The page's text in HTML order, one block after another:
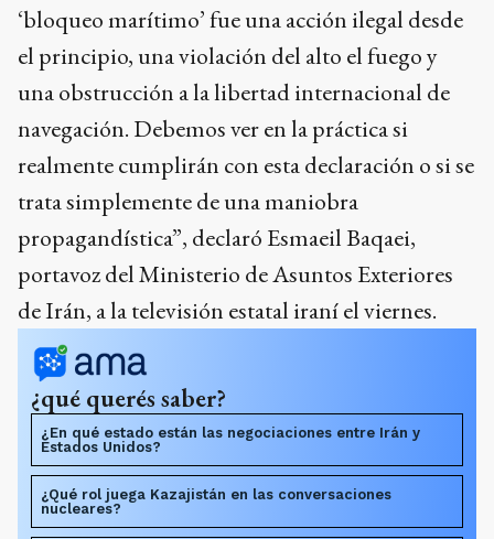
‘bloqueo marítimo’ fue una acción ilegal desde
el principio, una violación del alto el fuego y
una obstrucción a la libertad internacional de
navegación. Debemos ver en la práctica si
realmente cumplirán con esta declaración o si se
trata simplemente de una maniobra
propagandística”, declaró Esmaeil Baqaei,
portavoz del Ministerio de Asuntos Exteriores
de Irán, a la televisión estatal iraní el viernes.
¿qué querés saber?
¿En qué estado están las negociaciones entre Irán y
Estados Unidos?
¿Qué rol juega Kazajistán en las conversaciones
nucleares?